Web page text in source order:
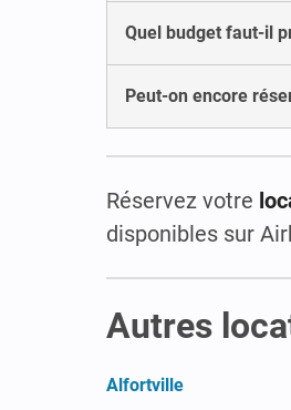
Quel budget faut-il
Peut-on encore
Réservez votre
disponibles sur
Autres
Alfortville